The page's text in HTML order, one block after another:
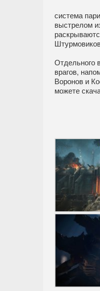
система
выстрелом
Отдельного
врагов,
Воронов и
можете